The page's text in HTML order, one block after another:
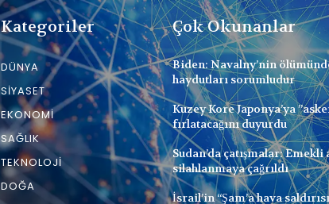
Kategoriler
DÜNYA
SIYASET
EKONOMI
SAĞLIK
TEKNOLOJI
DOĞA
Çok Okunanlar
Biden: Navalny’nin
haydutları sorumludur
Kuzey Kore Japonya’ya
fırlatacağını duyurdu
Sudan’da çatışmalar:
silahlanmaya çağrıldı
İsrail’in “Şam’a hava